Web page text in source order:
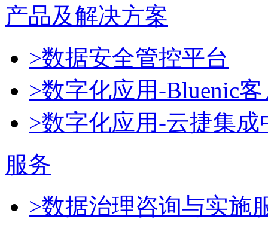
产品及解决方案
>数据安全管控平台
>数字化应用-Bluenic
>数字化应用-云捷集成
服务
>数据治理咨询与实施